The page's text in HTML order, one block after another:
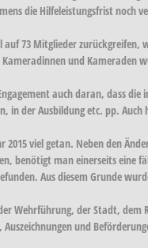
die Hilfeleistungsfrist noch
auf 73 Mitglieder
und Kameraden
auch daran, dass
in der Ausbildung etc. pp.
2015 viel getan. Neben den
benötigt man einerseits eine
Aus diesem Grunde
Wehrführung, der Stadt,
Auszeichnungen und